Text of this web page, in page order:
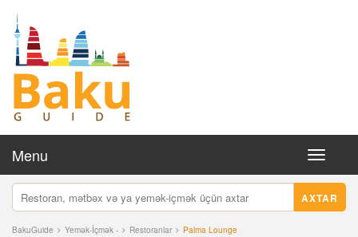
Toggle
Menu
AXTAR
BakuGuide Yemək-İçmək - Restoranlar Palma Lounge